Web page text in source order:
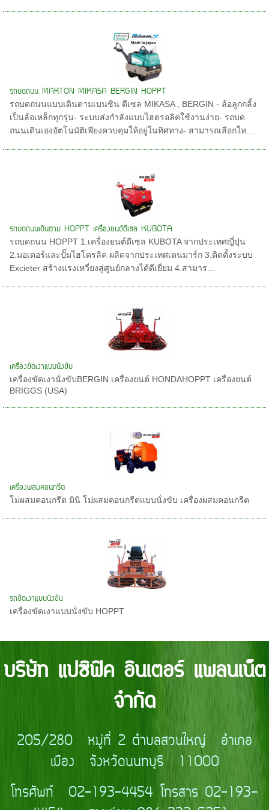
รถบดถนน MARTON MIKASA BERGIN HOPPT
รถบดถนนแบบเดินตามเบนซิน ดีเซล MIKASA , BERGIN - ล้อลูกกลิ้ง
เป็นล้อเหล็กทุกรุ่น- ระบบส่งกำลังแบบไฮดรอลิคใช้งานง่าย- รถบด
ถนนเดินเองอัตโนมัติเพียงควบคุมให้อยู่ในทิศทาง- สามารถเลือกให...
รถบดถนนเดินตาม HOPPT เครื่องยนต์ดีเซล KUBOTA
รถบดถนน HOPPT 1.เครื่องยนต์ดีเซล KUBOTA จากประเทศญี่ปุ่น
2.มอเตอร์และปั๊มไฮโดรลิค ผลิตจากประเทศเดนมาร์ก 3.ติดตั้งระบบ
Excieter สร้างแรงเหวี่ยงสู่ศูนย์กลางได้ดีเยี่ยม 4.สามาร...
เครื่องขัดเงาแบบนั่งขับ
เครื่องขัดเงานั่งขับBERGIN เครื่องยนต์ HONDAHOPPT เครื่องยนต์
BRIGGS (USA)
เครื่องผสมคอนกรีต
โม่ผสมคอนกรีต มินิ โม่ผสมคอนกรีตแบบนั่งขับ เครื่องผสมคอนกรีต
รถขัดเงาแบบนั่งขับ
เครื่องขัดเงาแบบนั่งขับ HOPPT
บริษัท แปซิฟิค อินเตอร์ แพลนเน็ต
จำกัด
205/280 หมู่ที่ 2 ตำบลสวนใหญ่ อำเภอ
เมือง จังหวัดนนทบุรี 11000
โทรศัพท์ 02-193-4454 โทรสาร 02-193-